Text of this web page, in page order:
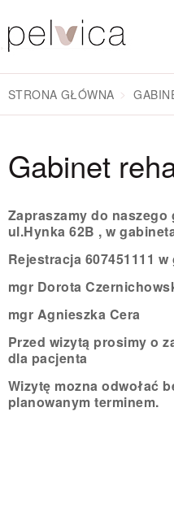
STRONA GŁÓWNA
Gabinet
Zapraszamy do
ul.Hynka 62B , w
Rejestracja 607451111
mgr Dorota
mgr Agnieszka Cera
Przed wizytą prosimy o
dla pacjenta
Wizytę mozna odwołać
planowanym terminem.